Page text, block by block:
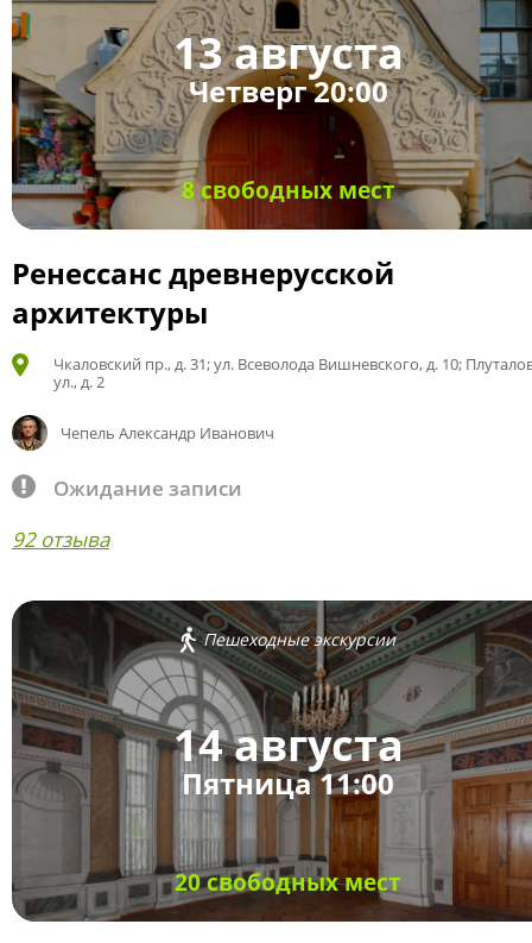
13 августа
Четверг 20:00
8 свободных мест
Ренессанс древнерусской
архитектуры
Чкаловский пр., д. 31; ул. Всеволода Вишневского, д. 10;
ул., д. 2
Чепель Александр Иванович
Ожидание записи
92 отзыва
Пешеходные экскурсии
14 августа
Пятница 11:00
20 свободных мест